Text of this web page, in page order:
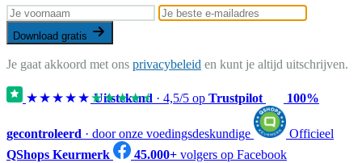
Download gratis
Je gaat akkoord met ons privacybeleid en kunt je altijd uitschrijven.
★★★★★★★★★★
Uitstekend · 4,5/5 op Trustpilot 100%
gecontroleerd · door onze voedingsdeskundige
Officieel
QShops Keurmerk
45.000+ volgers op Facebook